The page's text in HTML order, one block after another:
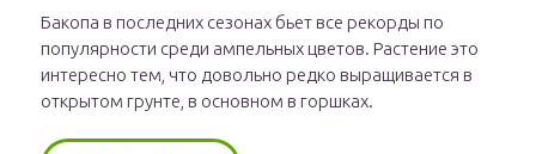
Бакопа в последних сезонах бьет все рекорды по
популярности среди ампельных цветов. Растение это
интересно тем, что довольно редко выращивается в
открытом грунте, в основном в горшках.